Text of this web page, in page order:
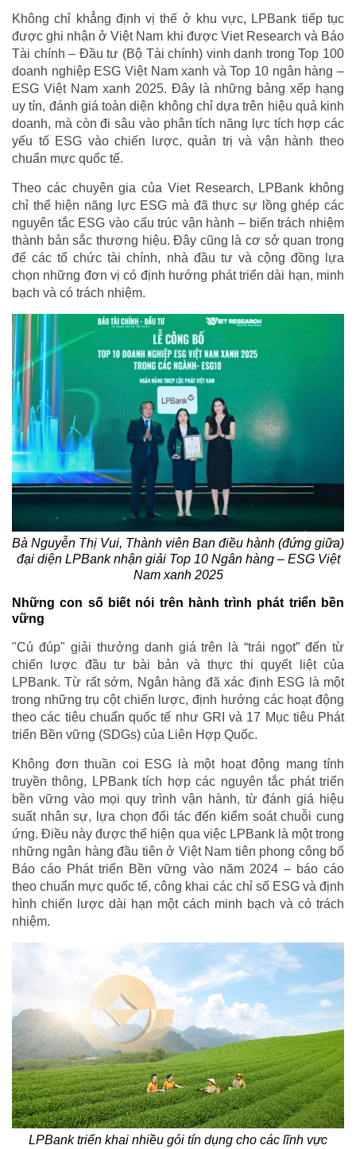
Không chỉ khẳng định vị thế ở khu vực, LPBank tiếp tục
được ghi nhận ở Việt Nam khi được Viet Research và Báo
Tài chính – Đầu tư (Bộ Tài chính) vinh danh trong Top 100
doanh nghiệp ESG Việt Nam xanh và Top 10 ngân hàng –
ESG Việt Nam xanh 2025. Đây là những bảng xếp hạng
uy tín, đánh giá toàn diện không chỉ dựa trên hiệu quả kinh
doanh, mà còn đi sâu vào phân tích năng lực tích hợp các
yếu tố ESG vào chiến lược, quản trị và vận hành theo
chuẩn mực quốc tế.
Theo các chuyên gia của Viet Research, LPBank không
chỉ thể hiện năng lực ESG mà đã thực sự lồng ghép các
nguyên tắc ESG vào cấu trúc vận hành – biến trách nhiệm
thành bản sắc thương hiệu. Đây cũng là cơ sở quan trọng
để các tổ chức tài chính, nhà đầu tư và cộng đồng lựa
chọn những đơn vị có định hướng phát triển dài hạn, minh
bạch và có trách nhiệm.
Bà Nguyễn Thị Vui, Thành viên Ban điều hành (đứng giữa)
đại diện LPBank nhận giải Top 10 Ngân hàng – ESG Việt
Nam xanh 2025
Những con số biết nói trên hành trình phát triển bền
vững
"Cú đúp" giải thưởng danh giá trên là “trái ngọt” đến từ
chiến lược đầu tư bài bản và thực thi quyết liệt của
LPBank. Từ rất sớm, Ngân hàng đã xác định ESG là một
trong những trụ cột chiến lược, định hướng các hoạt động
theo các tiêu chuẩn quốc tế như GRI và 17 Mục tiêu Phát
triển Bền vững (SDGs) của Liên Hợp Quốc.
Không đơn thuần coi ESG là một hoạt động mang tính
truyền thông, LPBank tích hợp các nguyên tắc phát triển
bền vững vào mọi quy trình vận hành, từ đánh giá hiệu
suất nhân sự, lựa chọn đối tác đến kiểm soát chuỗi cung
ứng. Điều này được thể hiện qua việc LPBank là một trong
những ngân hàng đầu tiên ở Việt Nam tiên phong công bố
Báo cáo Phát triển Bền vững vào năm 2024 – báo cáo
theo chuẩn mực quốc tế, công khai các chỉ số ESG và định
hình chiến lược dài hạn một cách minh bạch và có trách
nhiệm.
LPBank triển khai nhiều gói tín dụng cho các lĩnh vực